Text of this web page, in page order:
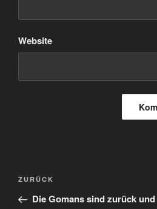
Website
Beitragsnavigation
Vorheriger
Beitrag
ZURÜCK
Die Gomans sind zurück